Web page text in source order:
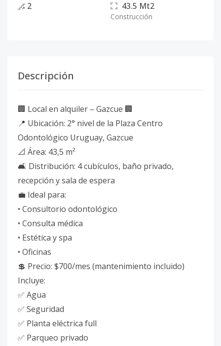
2 43.5 Mt2
Construcción
Descripción
🏢 Local en alquiler – Gazcue 🏢
📍 Ubicación: 2° nivel de la Plaza Centro
Odontológico Uruguay, Gazcue
📐 Área: 43,5 m²
🛋 Distribución: 4 cubículos, baño privado,
recepción y sala de espera
💼 Ideal para:
• Consultorio odontológico
• Consulta médica
• Estética y spa
• Oficinas
💲 Precio: $700/mes (mantenimiento incluido)
Incluye:
✅ Agua
✅ Seguridad
✅ Planta eléctrica full
✅ Parqueo privado